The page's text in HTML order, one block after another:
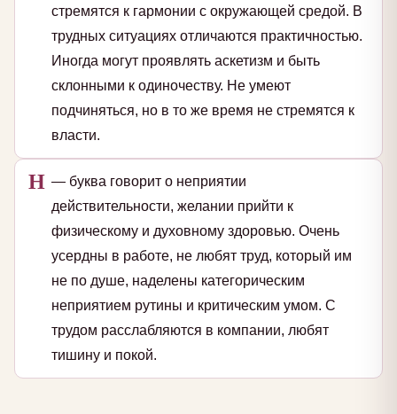
стремятся к гармонии с окружающей средой. В
трудных ситуациях отличаются практичностью.
Иногда могут проявлять аскетизм и быть
склонными к одиночеству. Не умеют
подчиняться, но в то же время не стремятся к
власти.
Н — буква говорит о неприятии
действительности, желании прийти к
физическому и духовному здоровью. Очень
усердны в работе, не любят труд, который им
не по душе, наделены категорическим
неприятием рутины и критическим умом. С
трудом расслабляются в компании, любят
тишину и покой.